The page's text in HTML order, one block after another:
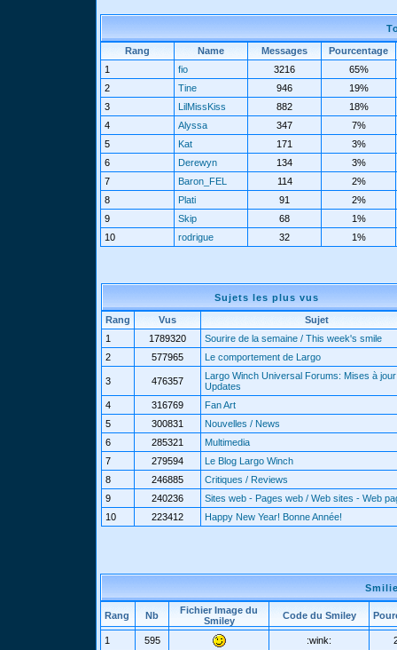
Rang Name Messages
Pourcentage
1
fio 3216
65%
2
Tine 946
19%
3
LilMissKiss 882
18%
4
Alyssa 347
7%
5
Kat 171
3%
6
Derewyn 134
3%
7
Baron_FEL 114
2%
8
Plati 91
2%
9
Skip 68
1%
10
rodrigue 32 1%
Sujets les plus vus
Rang Vus
Sujet
1
1789320
Sourire de la semaine / This week's smile
2
577965 Le comportement de Largo
3 476357
Largo Winch Universal Forums: Mises à
Updates
4
316769
Fan Art
5
300831
Nouvelles / News
6
285321
Multimedia
7
279594
Le Blog Largo Winch
8
246885
Critiques / Reviews
9
240236
Sites web - Pages web / Web sites - Web
10
223412 Happy New Year! Bonne Année!
Rang Nb
Fichier Image du
Smiley
Code du Smiley
1 595 :wink: